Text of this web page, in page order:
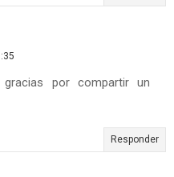
gracias por compartir un
Responder